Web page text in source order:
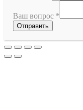
Ваш вопрос *
Отправить